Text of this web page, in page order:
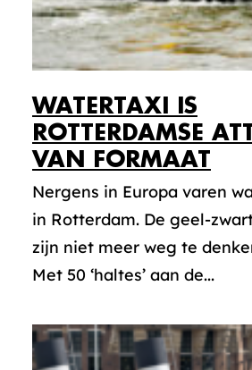
WATERTAXI IS
ROTTERDAMSE
VAN FORMAAT
Nergens in Europa varen
in Rotterdam. De geel-
zijn niet meer weg te
Met 50 ‘haltes’ aan de...